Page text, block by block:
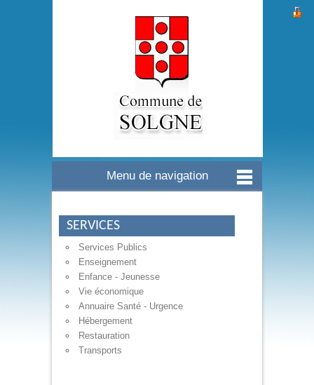
Menu de navigation
SERVICES
Services Publics
Enseignement
Enfance - Jeunesse
Vie économique
Annuaire Santé - Urgence
Hébergement
Restauration
Transports